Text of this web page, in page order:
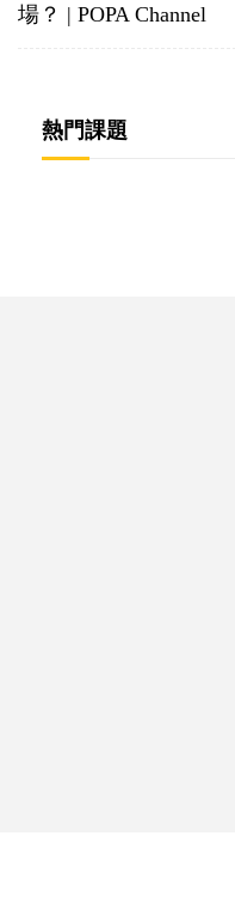
場？ | POPA Channel
熱門課題